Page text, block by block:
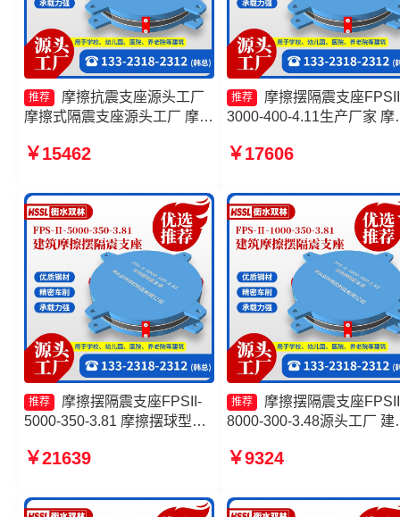
推荐
摩擦抗震支座源头工厂
摩擦式隔震支座源头工厂 摩擦
3.48厂家 建筑摩擦摆减隔震支
￥15462
推荐
摩擦摆隔震支座
3000-400-4.11生产厂家 摩
厂家 摩擦摆隔震支座FPSII-
摆隔震支座FPSII-6000-
4.11厂家
￥17606
推荐
摩擦摆隔震支座FPSII-
5000-350-3.81 摩擦摆球型减
座厂家 摩擦摆隔震支座FPSII-
￥21639
推荐
摩擦摆隔震支座
8000-300-3.48源头工厂 建
座FPSII-3000-400-4.11厂
300-3.48厂家
￥9324